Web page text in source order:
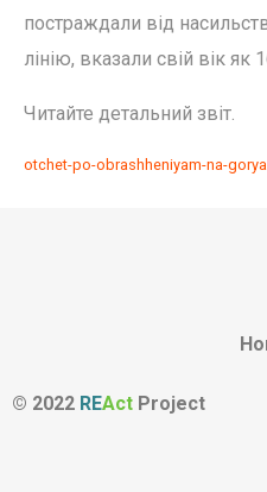
постраждали від
лінію, вказали свій вік як
Читайте детальний звіт.
otchet-po-obrashheniyam-na-
© 2022 REAct Project